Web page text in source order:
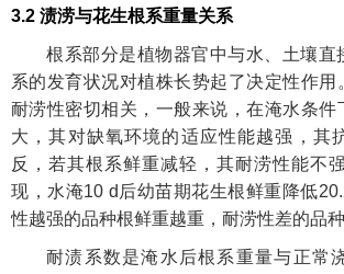
3.2 渍涝与花生根系重量关系
根系部分是植物器官中与水、土壤直
系的发育状况对植株长势起了决定性作用
耐涝性密切相关，一般来说，在淹水条件
大，其对缺氧环境的适应性能越强，其
反，若其根系鲜重减轻，其耐涝性能不
现，水淹10 d后幼苗期花生根鲜重降低
性越强的品种根鲜重越重，耐涝性差的品种
耐渍系数是淹水后根系重量与正常